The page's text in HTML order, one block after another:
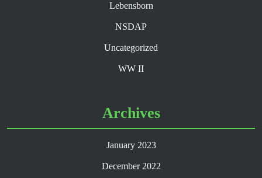
Lebensborn
NSDAP
Uncategorized
WW II
Archives
January 2023
December 2022